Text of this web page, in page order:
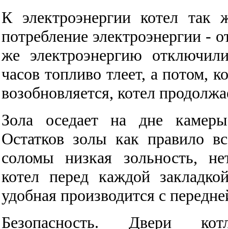
К электроэнергии котел так
потребление электроэнергии -
же электроэнергию
часов топливо тлеет, а потом,
возобновляется, котел
Зола оседает на дне
Остатков золы как правило
соломы низкая зольность,
котел перед каждой
удобная производится с
Безопасность. Двери